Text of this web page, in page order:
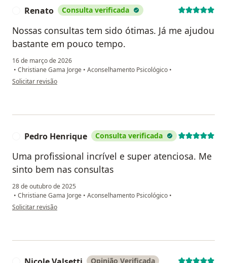
Renato Consulta verificada
Nossas consultas tem sido ótimas. Já me ajudou
bastante em pouco tempo.
16 de março de 2026
• Christiane Gama Jorge • Aconselhamento Psicológico •
na opinião do utilizador Renato
Solicitar revisão
Pedro Henrique Consulta verificada
Uma profissional incrível e super atenciosa. Me
sinto bem nas consultas
28 de outubro de 2025
• Christiane Gama Jorge • Aconselhamento Psicológico •
na opinião do utilizador Pedro Henrique
Solicitar revisão
Opinião Verificada